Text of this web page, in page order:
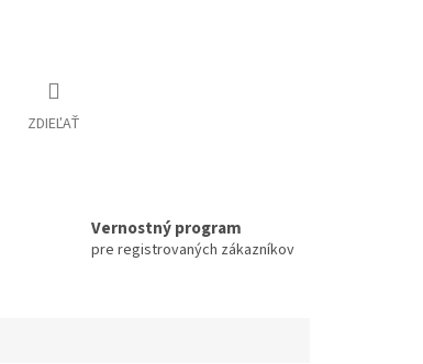
ZDIEĽAŤ
Vernostný program
pre registrovaných zákazníkov